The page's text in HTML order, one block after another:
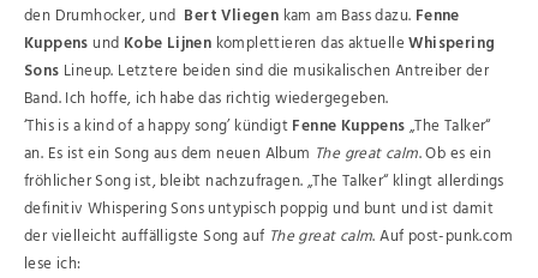
den Drumhocker, und Bert Vliegen kam am Bass dazu. Fenne
Kuppens und Kobe Lijnen komplettieren das aktuelleWhispering
Sons Lineup. Letztere beiden sind die musikalischen Antreiber der
Band. Ich hoffe, ich habe das richtig wiedergegeben.
‘This is a kind of a happy song’ kündigtFenne Kuppens„The Talker“
an. Es ist ein Song aus dem neuen Album The great calm. Ob es ein
fröhlicher Song ist, bleibt nachzufragen. „The Talker“ klingt allerdings
definitiv Whispering Sons untypisch poppig und bunt und ist damit
der vielleicht auffälligste Song auf The great calm. Auf post-punk.com
lese ich: